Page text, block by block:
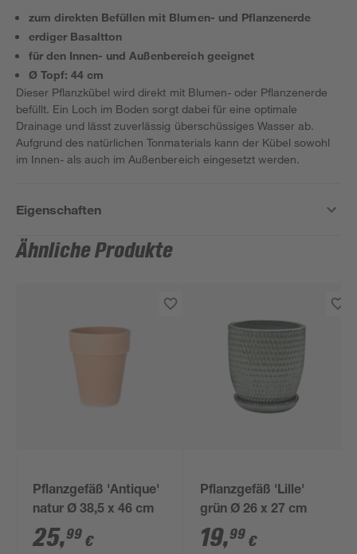
zum direkten Befüllen mit Blumen- und Pflanzenerde
erdiger Basaltton
für den Innen- und Außenbereich geeignet
Ø Topf: 44 cm
Dieser Pflanzkübel wird direkt mit Blumen- oder Pflanzenerde
befüllt. Ein Loch im Boden sorgt dabei für eine optimale
Drainage und lässt zuverlässig überschüssiges Wasser ab.
Aufgrund des natürlichen Tonmaterials kann der Kübel sowohl
im Innen- als auch im Außenbereich eingesetzt werden.
Eigenschaften
Ähnliche Produkte
Pflanzgefäß 'Antique'
natur Ø 38,5 x 46 cm
25,99 €
Pflanzgefäß 'Lille'
grün Ø 26 x 27 cm
19,99 €